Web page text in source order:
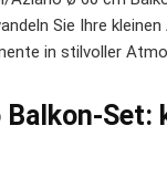
Sie Ihre
in stilvoller
Balkon-